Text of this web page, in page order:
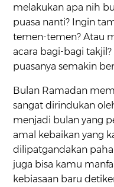
melakukan apa nih
puasa nanti? Ingin
temen-temen? Atau
acara bagi-bagi
puasanya semakin
Bulan Ramadan
sangat dirindukan
menjadi bulan yang
amal kebaikan yang
dilipatgandakan
juga bisa kamu
kebiasaan baru